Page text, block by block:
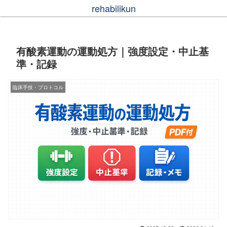
rehabilikun
有酸素運動の運動処方｜強度設定・中止基
準・記録
臨床手技・プロトコル